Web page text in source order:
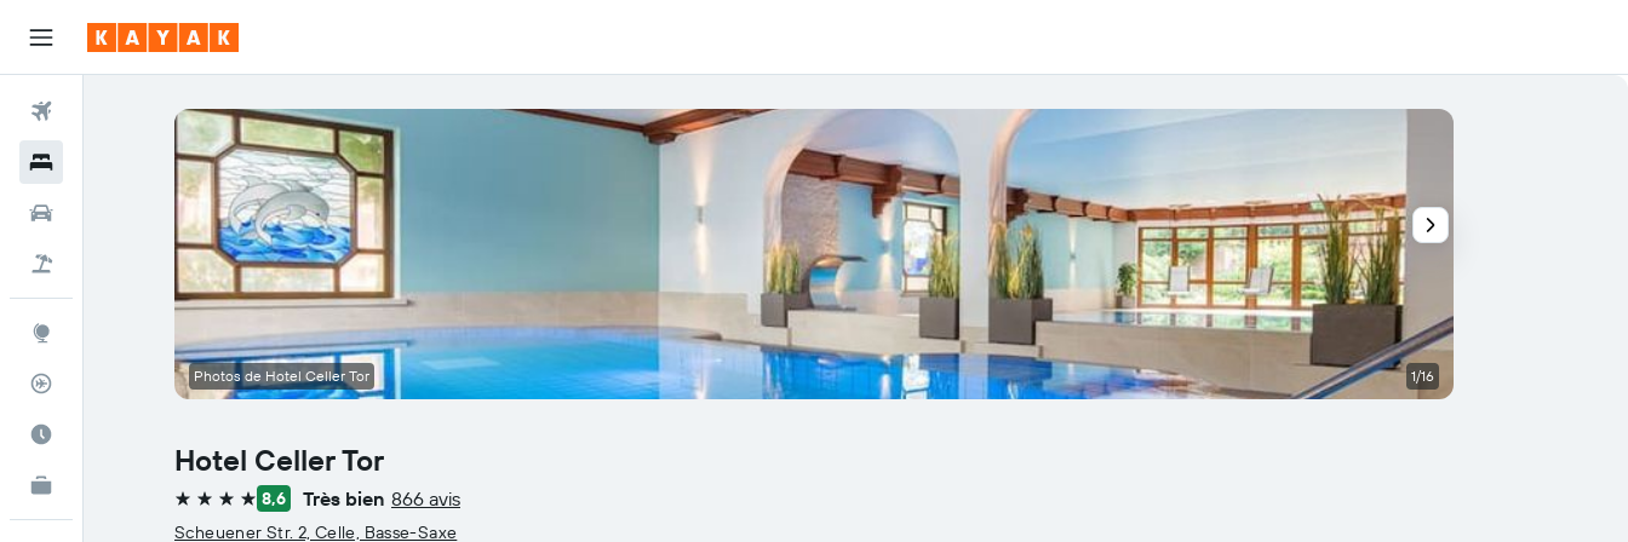
Suivi des vols
Hotel Celler Tor
4 étoiles 8,6 Très bien 866 avis
Scheuener Str. 2, Celle, Basse-Saxe
Photos de Hotel Celler Tor 1/16